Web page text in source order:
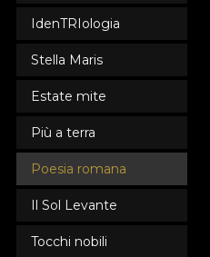
IdenTRIologia
Stella Maris
Estate mite
Più a terra
Poesia romana
Il Sol Levante
Tocchi nobili